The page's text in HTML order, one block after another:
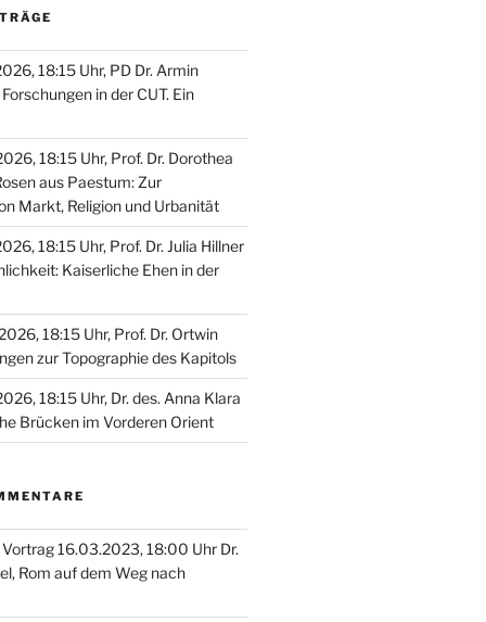
18:15 Uhr, PD Dr. Armin
in der CUT. Ein
18:15 Uhr, Prof. Dr. Dorothea
aus Paestum: Zur
Markt, Religion und Urbanität
18:15 Uhr, Prof. Dr. Julia Hillner
Kaiserliche Ehen in der
18:15 Uhr, Prof. Dr. Ortwin
zur Topographie des Kapitols
18:15 Uhr, Dr. des. Anna Klara
Brücken im Vorderen Orient
Vortrag 16.03.2023, 18:00 Uhr Dr.
Rom auf dem Weg nach